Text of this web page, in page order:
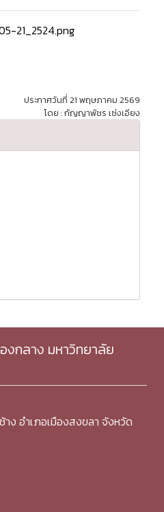
21_2524.png
ประกาศวันที่ 21 พฤษภาคม 2569
โดย : กัญญาพัชร เซ่งเอียง
งกลาง มหาวิทยาลัย
ง อำเภอเมืองสงขลา จังหวัด